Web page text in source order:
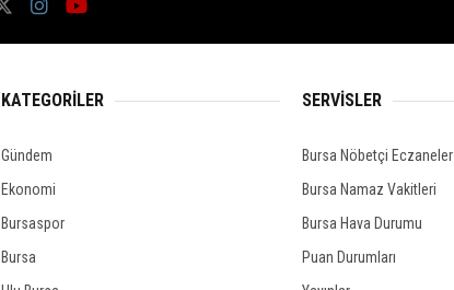
KATEGORİLER
Gündem
Ekonomi
Bursaspor
Bursa
SERVİSLER
Bursa Nöbetçi Eczaneler
Bursa Namaz Vakitleri
Bursa Hava Durumu
Puan Durumları